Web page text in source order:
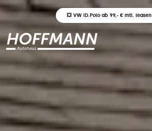
💥 VW ID.Polo ab 99,- € mtl. leasen